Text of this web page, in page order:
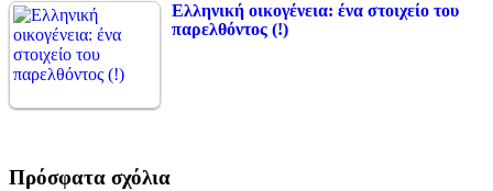
Ελληνική οικογένεια: ένα στοιχείο του
παρελθόντος (!)
Πρόσφατα σχόλια